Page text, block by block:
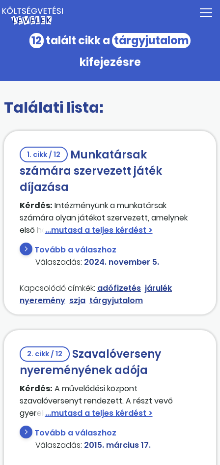
12 talált cikk a tárgyjutalom
kifejezésre
Találati lista:
1. cikk / 12
Munkatársak
számára szervezett játék
díjazása
Kérdés: Intézményünk a munkatársak
számára olyan játékot szervezett, amelynek
első három helyezettjét tárgyjutalom
részesíti. Helyes-e az a gyakorlat, miszerint
ezen tárgynyereményekkel kapcsolatos
kiadásokat a K1113. Foglalkoztatottak egyéb
Tovább a válaszhoz
Válaszadás: 2024. november 5.
Kapcsolódó címkék: adófizetés járulék
nyeremény szja tárgyjutalom
2. cikk / 12
Szavalóverseny
nyereményének adója
Kérdés: A művelődési központ
szavalóversenyt rendezett. A részt vevő
gyerekek könyvutalványban részesültek, 2015.
január hónapban. A munkáltatónak kell-e
járulékot fizetni az utalványok után? 2 gyerek
10 000 forintos, a többi gyerek 5000 forintos
Tovább a válaszhoz
Válaszadás: 2015. március 17.